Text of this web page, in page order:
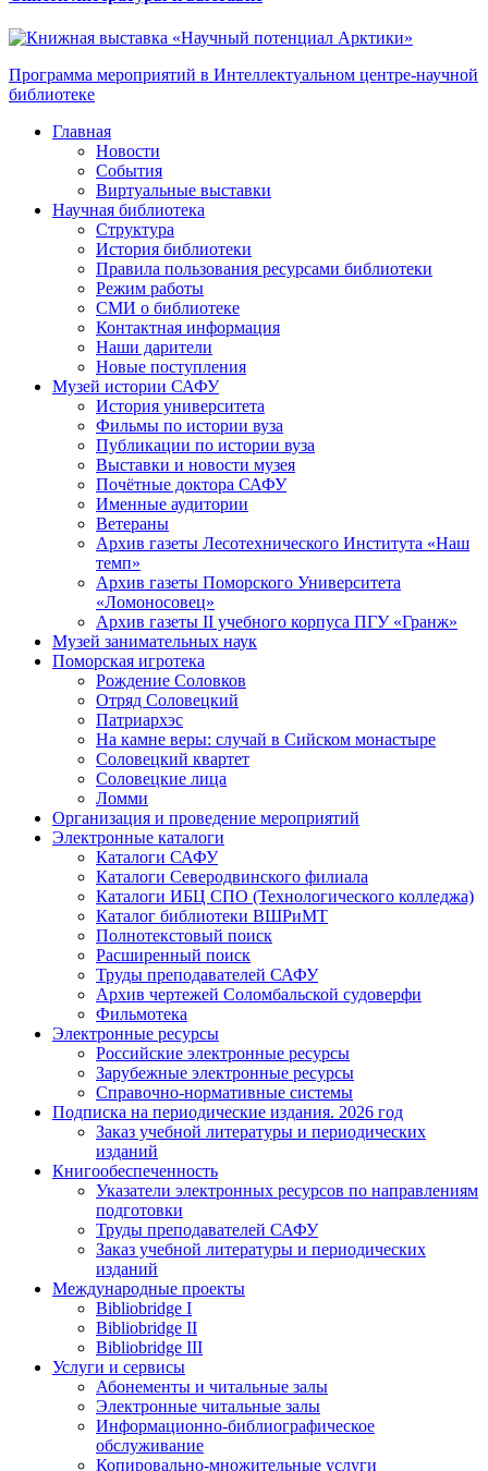
Программа мероприятий в Интеллектуальном центре-научной
библиотеке
Главная
Новости
События
Виртуальные выставки
Научная библиотека
Структура
История библиотеки
Правила пользования ресурсами библиотеки
Режим работы
СМИ о библиотеке
Контактная информация
Наши дарители
Новые поступления
Музей истории САФУ
История университета
Фильмы по истории вуза
Публикации по истории вуза
Выставки и новости музея
Почётные доктора САФУ
Именные аудитории
Ветераны
Архив газеты Лесотехнического Института «Наш
темп»
Архив газеты Поморского Университета
«Ломоносовец»
Архив газеты II учебного корпуса ПГУ «Гранж»
Музей занимательных наук
Поморская игротека
Рождение Соловков
Отряд Соловецкий
Патриархэс
На камне веры: случай в Сийском монастыре
Соловецкий квартет
Соловецкие лица
Ломми
Организация и проведение мероприятий
Электронные каталоги
Каталоги САФУ
Каталоги Северодвинского филиала
Каталоги ИБЦ СПО (Технологического колледжа)
Каталог библиотеки ВШРиМТ
Полнотекстовый поиск
Расширенный поиск
Труды преподавателей САФУ
Архив чертежей Соломбальской судоверфи
Фильмотека
Электронные ресурсы
Российские электронные ресурсы
Зарубежные электронные ресурсы
Справочно-нормативные системы
Подписка на периодические издания. 2026 год
Заказ учебной литературы и периодических
изданий
Книгообеспеченность
Указатели электронных ресурсов по направлениям
подготовки
Труды преподавателей САФУ
Заказ учебной литературы и периодических
изданий
Международные проекты
Bibliobridge I
Bibliobridge II
Bibliobridge III
Услуги и сервисы
Абонементы и читальные залы
Электронные читальные залы
Информационно-библиографическое
обслуживание
Копировально-множительные услуги